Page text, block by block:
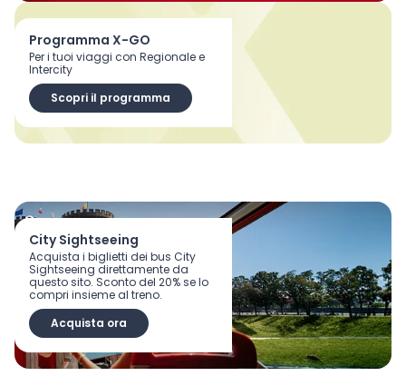
Programma X-GO
Per i tuoi viaggi con Regionale e
Intercity
Scopri il programma
City Sightseeing
Acquista i biglietti dei bus City
Sightseeing direttamente da
questo sito. Sconto del 20% se lo
compri insieme al treno.
Acquista ora